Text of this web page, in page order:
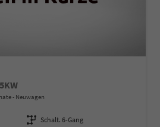
Neuwagen
Getriebe Schalt. 6-Gang